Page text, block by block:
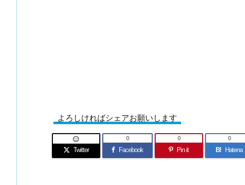
よろしければシェアお願いします
Twitter

Facebook
0
Pin it
0
B! Hatena
0